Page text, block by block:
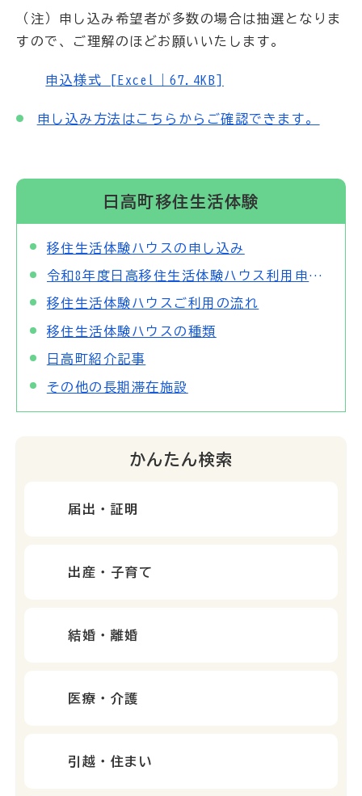
（注）申し込み希望者が多数の場合は抽選となりま
すので、ご理解のほどお願いいたします。
申込様式 [Excel｜67.4KB]
申し込み方法はこちらからご確認できます。
日高町移住生活体験
移住生活体験ハウスの申し込み
令和8年度日高移住生活体験ハウス利用申し込み受付開始のお知らせ
移住生活体験ハウスご利用の流れ
移住生活体験ハウスの種類
日高町紹介記事
その他の長期滞在施設
かんたん検索
届出・証明
出産・子育て
結婚・離婚
医療・介護
引越・住まい